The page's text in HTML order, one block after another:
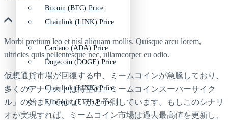
Chainlink (LINK) Price
Dogecoin (DOGE) Price
Ethereum (ETH) Price
Bitcoin (BTC) Price
Cardano (ADA) Price
Chainlink (LINK) Price
Morbi pretium leo et nisl aliquam mollis. Quisque arcu lorem,
ultricies quis pellentesque nec, ullamcorper eu odio.
仮想通貨市場が回復する中、ミームコインが急騰しており、
多くのアナリストは待望の「ミームコインスーパーサイク
ル」の始まりではないかと予測しています。もしこのシナリ
オが実現すれば、ミームコイン市場は過去最高値を更新し、